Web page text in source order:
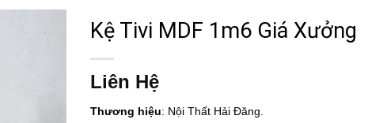
Kệ Tivi MDF 1m6 Giá Xưởng
Liên Hệ
Thương hiệu: Nội Thất Hải Đăng.